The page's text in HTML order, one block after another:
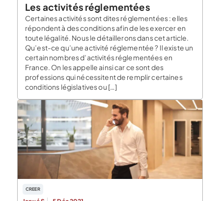
Les activités réglementées
Certaines activités sont dites réglementées : elles
répondent à des conditions afin de les exercer en
toute légalité. Nous le détaillerons dans cet article.
Qu’est-ce qu’une activité réglementée ? Il existe un
certain nombres d’activités réglementées en
France. On les appelle ainsi car ce sont des
professions qui nécessitent de remplir certaines
conditions législatives ou […]
CREER